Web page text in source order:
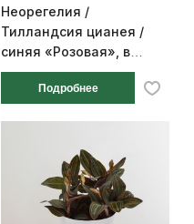
Неорегелия /
Тилландсия цианея /
синяя «Розовая», в
сером керамическом
кашпо, диаметр горшка
Подробнее